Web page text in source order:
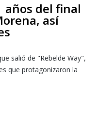
años del final
así
salió de "Rebelde Way",
que protagonizaron la